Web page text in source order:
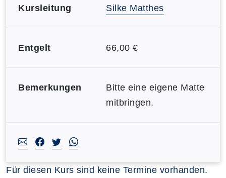
Kursleitung Silke Matthes
Entgelt 66,00 €
Bemerkungen
Bitte eine eigene Matte
mitbringen.
Für diesen Kurs sind keine Termine vorhanden.